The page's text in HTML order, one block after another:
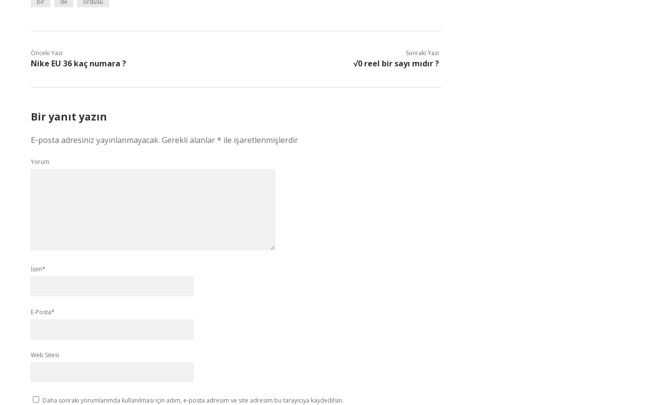
bir de ordusu
Önceki Yazı
Nike EU 36 kaç numara ?
Sonraki Yazı
√0 reel bir sayı mıdır ?
Bir yanıt yazın
E-posta adresiniz yayınlanmayacak. Gerekli alanlar* ile işaretlenmişlerdir
Yorum
İsim*
E-Posta*
Web Sitesi
Daha sonraki yorumlarımda kullanılması için adım, e-posta adresim ve site adresim bu tarayıcıya kaydedilsin.